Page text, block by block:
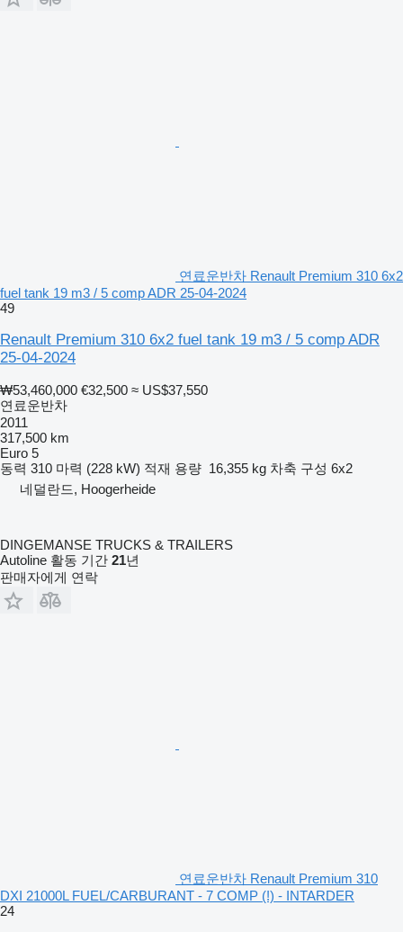
연료운반차 Renault Premium 310 6x2
fuel tank 19 m3 / 5 comp ADR 25-04-2024
49
Renault Premium 310 6x2 fuel tank 19 m3 / 5 comp ADR
25-04-2024
₩53,460,000 €32,500 ≈ US$37,550
연료운반차
2011
317,500 km
Euro 5
동력 310 마력 (228 kW) 적재 용량 16,355 kg 차축 구성 6x2
네덜란드, Hoogerheide
DINGEMANSE TRUCKS & TRAILERS
Autoline 활동 기간 21년
판매자에게 연락
연료운반차 Renault Premium 310
DXI 21000L FUEL/CARBURANT - 7 COMP (!) - INTARDER
24